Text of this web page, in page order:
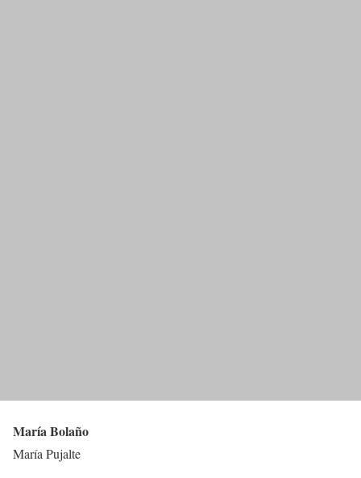
María Bolaño
María Pujalte